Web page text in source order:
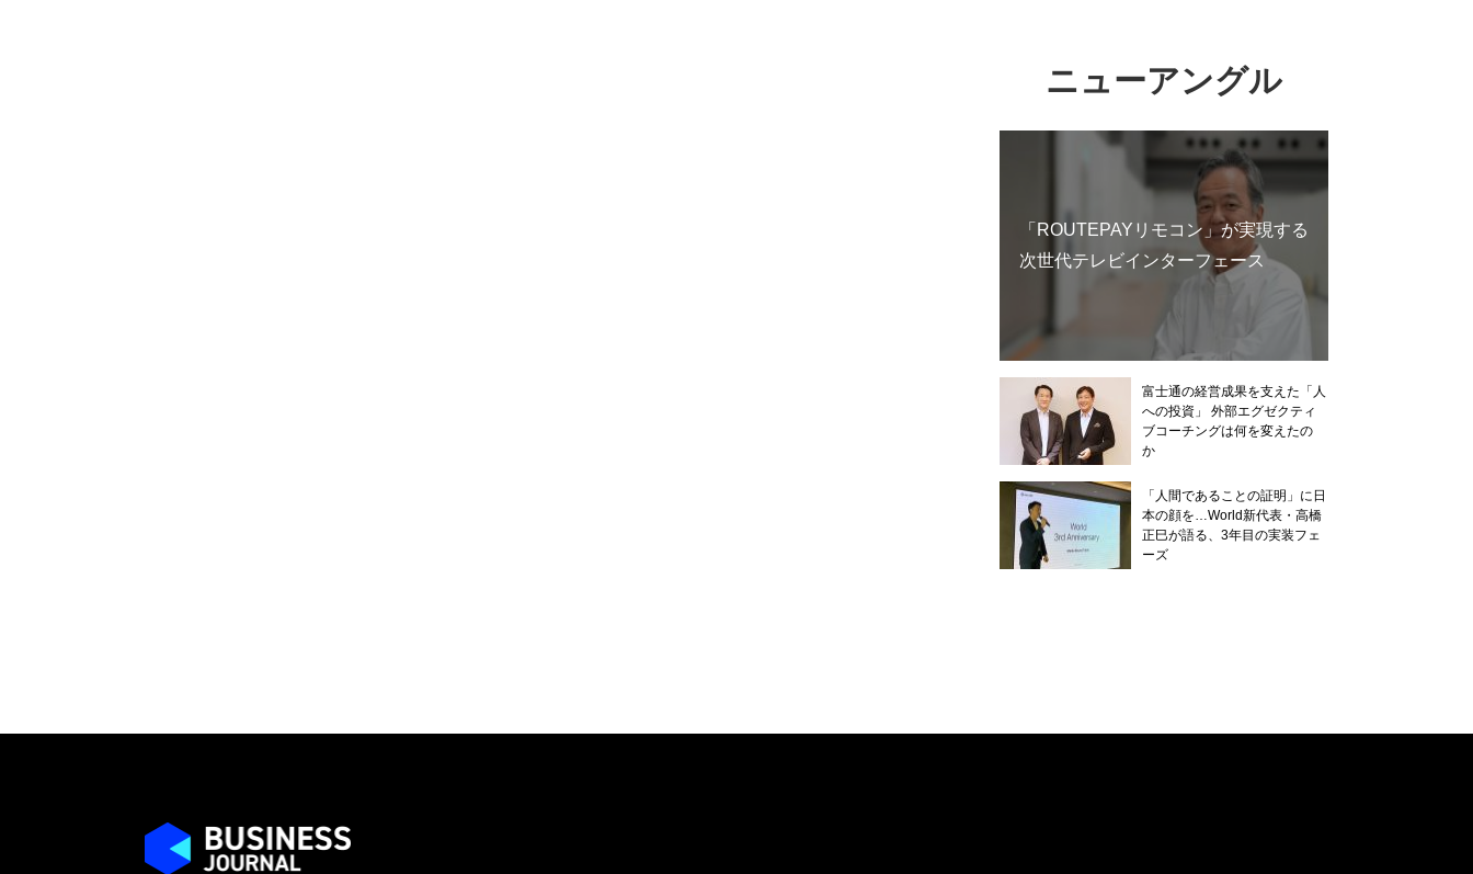
ニューアングル
「ROUTEPAYリモコン」が実現する
次世代テレビインターフェース
富士通の経営成果を支えた「人
への投資」 外部エグゼクティ
ブコーチングは何を変えたの
か
「人間であることの証明」に日
本の顔を…World新代表・高橋
正巳が語る、3年目の実装フェ
ーズ